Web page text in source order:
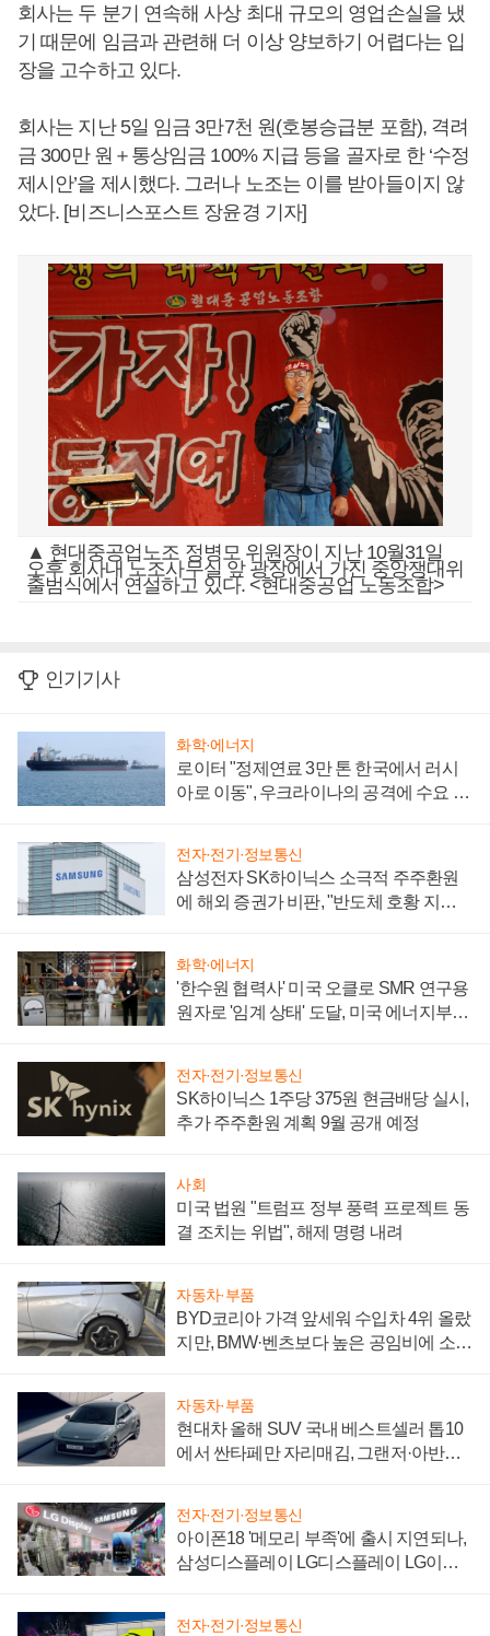
회사는 두 분기 연속해 사상 최대 규모의 영업손실을 냈
기 때문에 임금과 관련해 더 이상 양보하기 어렵다는 입
장을 고수하고 있다.
회사는 지난 5일 임금 3만7천 원(호봉승급분 포함), 격려
금 300만 원＋통상임금 100% 지급 등을 골자로 한 ‘수정
제시안’을 제시했다. 그러나 노조는 이를 받아들이지 않
았다. [비즈니스포스트 장윤경 기자]
▲ 현대중공업노조 정병모 위원장이 지난 10월31일
오후 회사내 노조사무실 앞 광장에서 가진 중앙쟁대위
출범식에서 연설하고 있다. <현대중공업 노동조합>
인기기사
화학·에너지
로이터 "정제연료 3만 톤 한국에서 러시
아로 이동", 우크라이나의 공격에 수요 늘
전자·전기·정보통신
삼성전자 SK하이닉스 소극적 주주환원
에 해외 증권가 비판, "반도체 호황 지속
화학·에너지
'한수원 협력사' 미국 오클로 SMR 연구용
원자로 '임계 상태' 도달, 미국 에너지부
전자·전기·정보통신
SK하이닉스 1주당 375원 현금배당 실시,
추가 주주환원 계획 9월 공개 예정
사회
미국 법원 "트럼프 정부 풍력 프로젝트 동
결 조치는 위법", 해제 명령 내려
자동차·부품
BYD코리아 가격 앞세워 수입차 4위 올랐
지만, BMW·벤츠보다 높은 공임비에 소비
자동차·부품
현대차 올해 SUV 국내 베스트셀러 톱10
에서 싼타페만 자리매김, 그랜저·아반떼
전자·전기·정보통신
아이폰18 '메모리 부족'에 출시 지연되나,
삼성디스플레이 LG디스플레이 LG이노
전자·전기·정보통신